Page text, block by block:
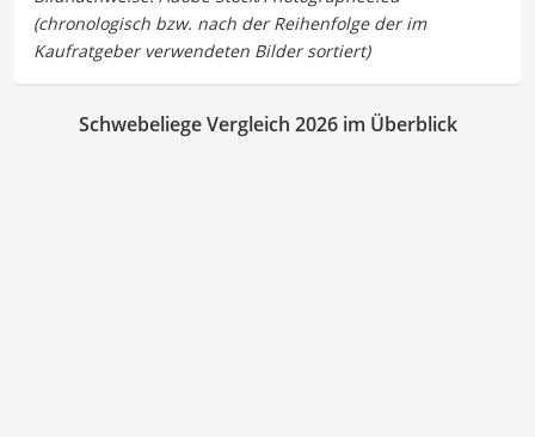
Schwebeliege Vergleich 2026 im Überblick